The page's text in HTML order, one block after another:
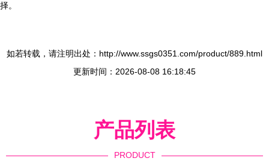
择。
如若转载，请注明出处：http://www.ssgs0351.com/product/889.html
更新时间：2026-08-08 16:18:45
产品列表
PRODUCT